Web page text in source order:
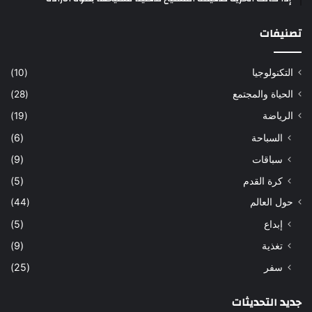
تصنيفات
التكنولوجيا
(10)
الحياة والمجتمع
(28)
الرياضة
(19)
السباحة
(6)
سباقات
(9)
كرة القدم
(5)
حول العالم (44)
إبداع
(5)
تغذية
(9)
سفر
(25)
جديد التحديثات